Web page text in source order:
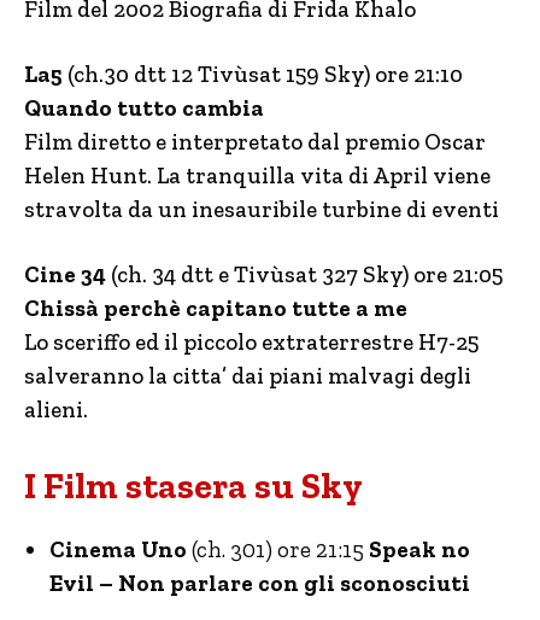
Film del 2002 Biografia di Frida Khalo
La5 (ch.30 dtt 12 Tivùsat 159 Sky) ore 21:10
Quando tutto cambia
Film diretto e interpretato dal premio Oscar
Helen Hunt. La tranquilla vita di April viene
stravolta da un inesauribile turbine di eventi
Cine 34 (ch. 34 dtt e Tivùsat 327 Sky) ore 21:05
Chissà perchè capitano tutte a me
Lo sceriffo ed il piccolo extraterrestre H7-25
salveranno la citta’ dai piani malvagi degli
alieni.
I Film stasera su Sky
Cinema Uno (ch. 301) ore 21:15 Speak no
Evil – Non parlare con gli sconosciuti